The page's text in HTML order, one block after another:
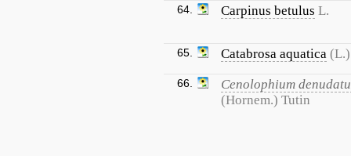
64. Carpinus betulus L.
65. Catabrosa aquatica (L.)
66.
Cenolophium
(Hornem.) Tutin